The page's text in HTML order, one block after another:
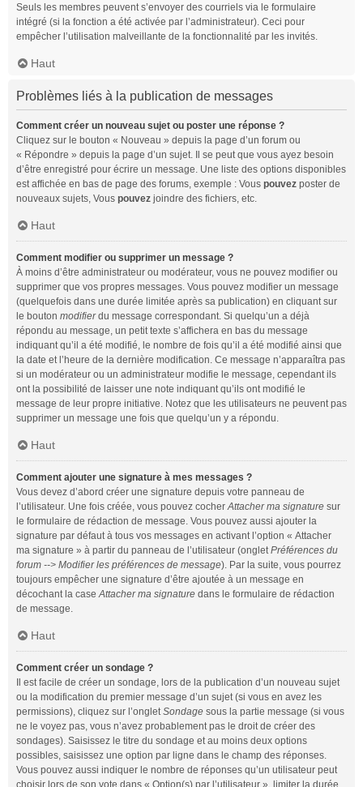
Seuls les membres peuvent s’envoyer des courriels via le formulaire
intégré (si la fonction a été activée par l’administrateur). Ceci pour
empêcher l’utilisation malveillante de la fonctionnalité par les invités.
Haut
Problèmes liés à la publication de messages
Comment créer un nouveau sujet ou poster une réponse ?
Cliquez sur le bouton « Nouveau » depuis la page d’un forum ou
« Répondre » depuis la page d’un sujet. Il se peut que vous ayez besoin
d’être enregistré pour écrire un message. Une liste des options disponibles
est affichée en bas de page des forums, exemple : Vous pouvez poster de
nouveaux sujets, Vous pouvez joindre des fichiers, etc.
Haut
Comment modifier ou supprimer un message ?
À moins d’être administrateur ou modérateur, vous ne pouvez modifier ou
supprimer que vos propres messages. Vous pouvez modifier un message
(quelquefois dans une durée limitée après sa publication) en cliquant sur
le bouton modifierdu message correspondant. Si quelqu’un a déjà
répondu au message, un petit texte s’affichera en bas du message
indiquant qu’il a été modifié, le nombre de fois qu’il a été modifié ainsi que
la date et l’heure de la dernière modification. Ce message n’apparaîtra pas
si un modérateur ou un administrateur modifie le message, cependant ils
ont la possibilité de laisser une note indiquant qu’ils ont modifié le
message de leur propre initiative. Notez que les utilisateurs ne peuvent pas
supprimer un message une fois que quelqu’un y a répondu.
Haut
Comment ajouter une signature à mes messages ?
Vous devez d’abord créer une signature depuis votre panneau de
l’utilisateur. Une fois créée, vous pouvez cocherAttacher ma signature sur
le formulaire de rédaction de message. Vous pouvez aussi ajouter la
signature par défaut à tous vos messages en activant l’option « Attacher
ma signature » à partir du panneau de l’utilisateur (ongletPréférences du
forum --> Modifier les préférences de message). Par la suite, vous pourrez
toujours empêcher une signature d’être ajoutée à un message en
décochant la caseAttacher ma signature dans le formulaire de rédaction
de message.
Haut
Comment créer un sondage ?
Il est facile de créer un sondage, lors de la publication d’un nouveau sujet
ou la modification du premier message d’un sujet (si vous en avez les
permissions), cliquez sur l’ongletSondage sous la partie message (si vous
ne le voyez pas, vous n’avez probablement pas le droit de créer des
sondages). Saisissez le titre du sondage et au moins deux options
possibles, saisissez une option par ligne dans le champ des réponses.
Vous pouvez aussi indiquer le nombre de réponses qu’un utilisateur peut
choisir lors de son vote dans « Option(s) par l’utilisateur », limiter la durée